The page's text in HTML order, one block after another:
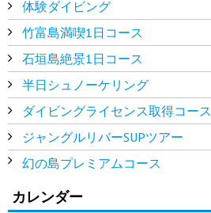
体験ダイビング
竹富島満喫1日コース
石垣島絶景1日コース
半日シュノーケリング
ダイビングライセンス取得コース
ジャングルリバーSUPツアー
幻の島プレミアムコース
カレンダー